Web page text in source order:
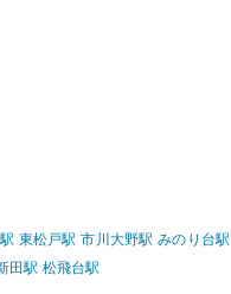
駅 東松戸駅 市川大野駅 みのり台駅
田駅 松飛台駅